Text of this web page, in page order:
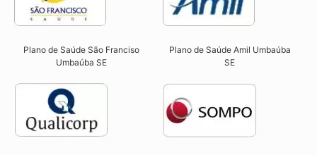
Plano de Saúde São Franciso
Umbaúba SE​
Plano de Saúde Amil Umbaúba
SE